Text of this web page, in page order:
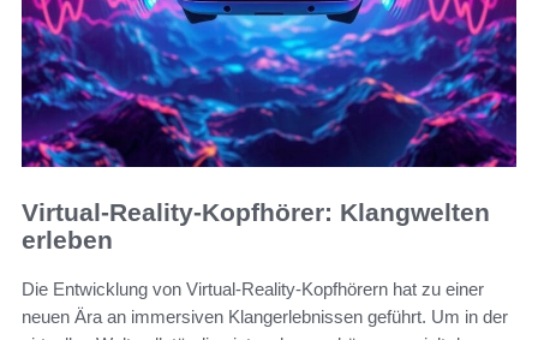
Virtual-Reality-Kopfhörer: Klangwelten
erleben
Die Entwicklung von Virtual-Reality-Kopfhörern hat zu einer
neuen Ära an immersiven Klangerlebnissen geführt. Um in der